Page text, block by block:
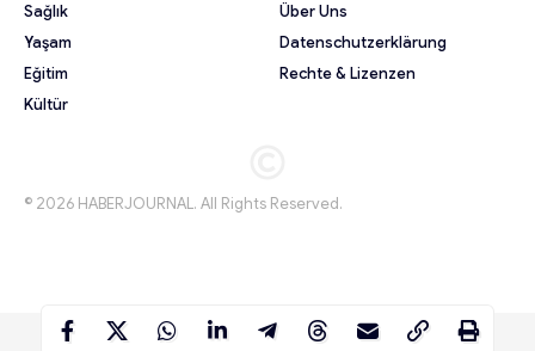
Sağlık
Yaşam
Eğitim
Kültür
Über Uns
Datenschutzerklärung
Rechte & Lizenzen
© 2026 HABERJOURNAL. All Rights Reserved.
© 2026 HABERJOURNAL. All Rights Reserved.